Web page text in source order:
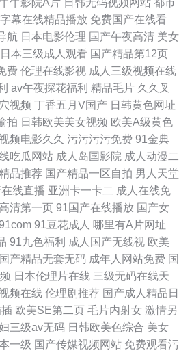
牛影院A片 日韩无码视频网站 都市
字幕在线精品播放 免费国产在线看
航 日本电影伦理 国产午夜高清 美女
日本三级成人观看 国产精品第12页
费 伦理在线影视 成人三级视频在线
av午夜探花福利 精品毛片 久久叉
视频 丁香五月V国产 日韩黄色网址
拍 日韩欧美美女视频 欧美A级黄色
频电影久久 污污污污免费 91金典
吃瓜网站 成人岛国影院 成人动漫二
品推荐 国产精品一区自拍 男人天堂
线直播 亚洲卡一卡二 成人在线免
清第一页 91国产在线播放 国产女
91com 91豆花成人 哪里有A片网址
91九色福利 成人国产无线视 欧美
国产精品无套无码 成年人网站免费 国
日本伦理片在线 三级无码在线天
频在线 伦理剧推荐 国产成人精品日
欧美SE第二页 毛片内射女 激情另
三级av无码 日韩欧美色综合 美女
一级 国产传媒视频网站 免费观看污